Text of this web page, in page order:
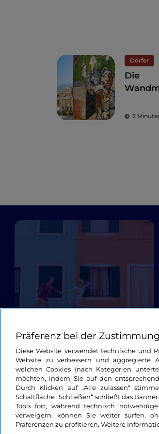
Dörfer
Die
2
Präferenz bei der
Diese Website verwendet technische und
Website zu verbessern und aggregierte
welchen Cookies (nach Kategorien
möchten, indem Sie auf den
Durch Klicken auf „Alle zulassen“
Schaltfläche „Schließen“ schließt das
Tools fort, während technisch
verweigern, können Sie weiter surfen,
Präferenzen zu profitieren. Weitere